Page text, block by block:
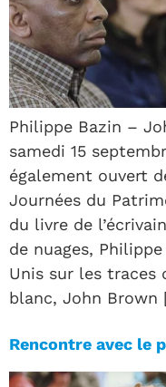
Philippe Bazin –
samedi 15
également ouvert
Journées du
du livre de
de nuages,
Unis sur les traces
blanc, John Brown
Rencontre avec le